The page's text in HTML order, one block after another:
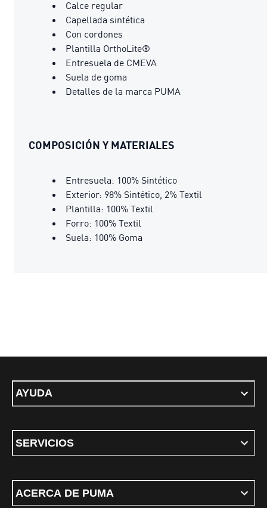
Calce regular
Capellada sintética
Con cordones
Plantilla OrthoLite®
Entresuela de CMEVA
Suela de goma
Detalles de la marca PUMA
COMPOSICIÓN Y MATERIALES
Entresuela: 100% Sintético
Exterior: 98% Sintético, 2% Textil
Plantilla: 100% Textil
Forro: 100% Textil
Suela: 100% Goma
AYUDA
SERVICIOS
ACERCA DE PUMA